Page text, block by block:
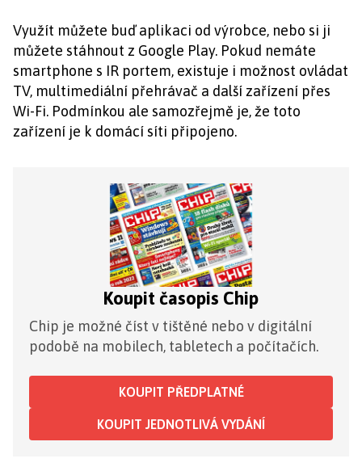
Využít můžete buď aplikaci od výrobce, nebo si ji
můžete stáhnout z Google Play. Pokud nemáte
smartphone s IR portem, existuje i možnost ovládat
TV, multimediální přehrávač a další zařízení přes
Wi-Fi. Podmínkou ale samozřejmě je, že toto
zařízení je k domácí síti připojeno.
Koupit časopis Chip
Chip je možné číst v tištěné nebo v digitální
podobě na mobilech, tabletech a počítačích.
KOUPIT PŘEDPLATNÉ
KOUPIT JEDNOTLIVÁ VYDÁNÍ